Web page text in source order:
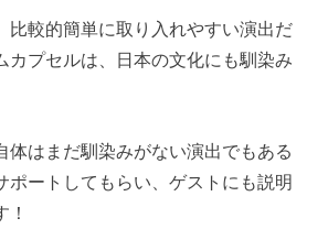
比較的簡単に取り入れやすい演出だ
カプセルは、日本の文化にも馴染み
体はまだ馴染みがない演出でもある
ポートしてもらい、ゲストにも説明